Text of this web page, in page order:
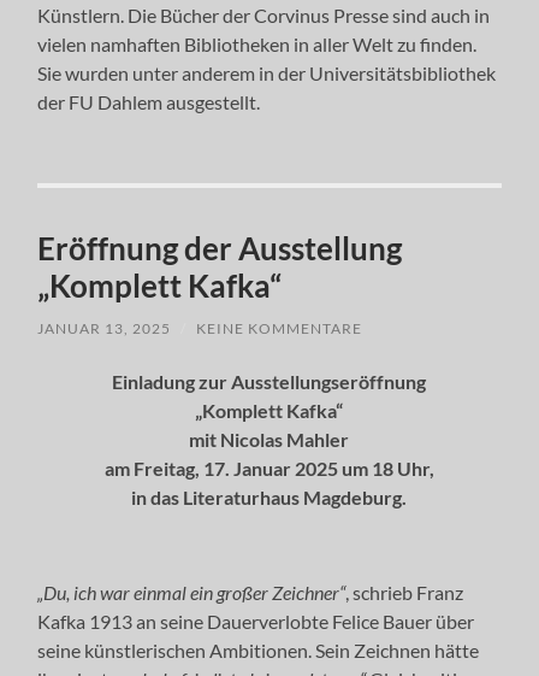
Künstlern. Die Bücher der Corvinus Presse sind auch in
vielen namhaften Bibliotheken in aller Welt zu finden.
Sie wurden unter anderem in der Universitätsbibliothek
der FU Dahlem ausgestellt.
Eröffnung der Ausstellung
„Komplett Kafka“
JANUAR 13, 2025 KEINE KOMMENTARE
Einladung zur Ausstellungseröffnung
„Komplett Kafka“
mit Nicolas Mahler
am Freitag, 17. Januar 2025 um 18 Uhr,
in das Literaturhaus Magdeburg.
„Du, ich war einmal ein großer Zeichner“, schrieb Franz
Kafka 1913 an seine Dauerverlobte Felice Bauer über
seine künstlerischen Ambitionen. Sein Zeichnen hätte